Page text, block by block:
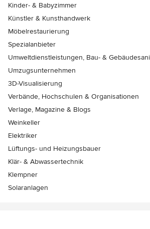
Kinder- & Babyzimmer
Künstler & Kunsthandwerk
Möbelrestaurierung
Spezialanbieter
Umweltdienstleistungen, Bau- &
Umzugsunternehmen
3D-Visualisierung
Verbände, Hochschulen & Organisationen
Verlage, Magazine & Blogs
Weinkeller
Elektriker
Lüftungs- und Heizungsbauer
Klär- & Abwassertechnik
Klempner
Solaranlagen